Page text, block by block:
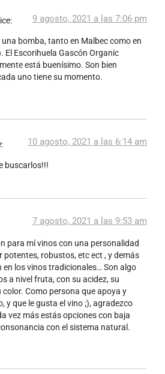
9 agosto, 2021 a las 7:06 pm
bomba, tanto en Malbec como en
El Escorihuela Gascón Organic
está buenísimo. Son bien
uno tiene su momento.
10 agosto, 2021 a las 6:14 am
buscarlos!!!
7 agosto, 2021 a las 9:53 am
para mí vinos con una personalidad
potentes, robustos, etc ect , y demás
en los vinos tradicionales… Son algo
a nivel fruta, con su acidez, su
Como persona que apoya y
y que le gusta el vino ;), agradezco
vez más estás opciones con baja
con el sistema natural.